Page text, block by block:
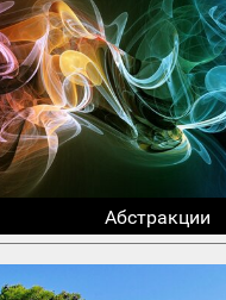
Абстракции